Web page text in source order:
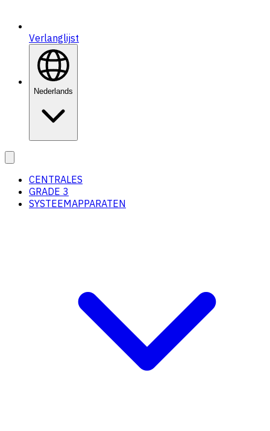
Verlanglijst
Nederlands
CENTRALES
GRADE 3
SYSTEEMAPPARATEN